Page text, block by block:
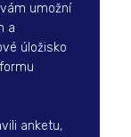
umožní
a
úložisko
anketu,